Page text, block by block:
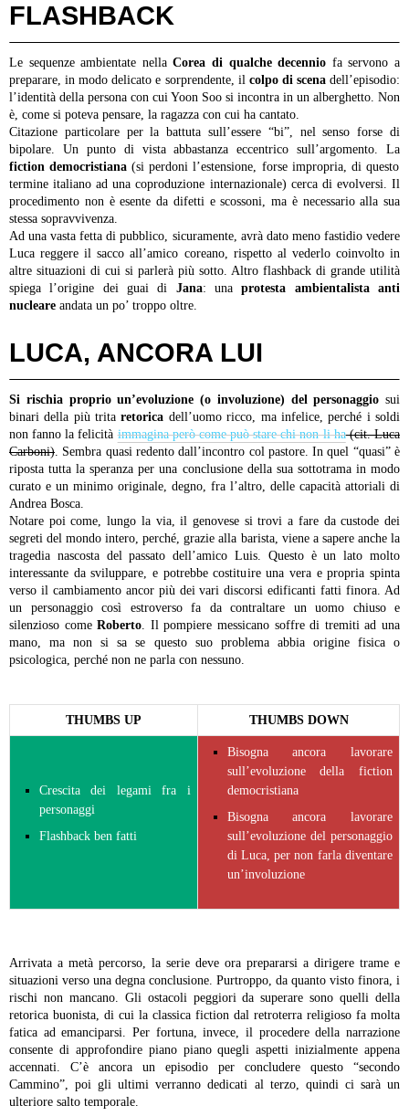
FLASHBACK
Le sequenze ambientate nellaCorea di qualche decennio fa servono a
preparare, in modo delicato e sorprendente, il colpo di scenadell’episodio:
l’identità della persona con cui Yoon Soo si incontra in un alberghetto. Non
è, come si poteva pensare, la ragazza con cui ha cantato.
Citazione particolare per la battuta sull’essere “bi”, nel senso forse di
bipolare. Un punto di vista abbastanza eccentrico sull’argomento. La
fiction democristiana (si perdoni l’estensione, forse impropria, di questo
termine italiano ad una coproduzione internazionale) cerca di evolversi. Il
procedimento non è esente da difetti e scossoni, ma è necessario alla sua
stessa sopravvivenza.
Ad una vasta fetta di pubblico, sicuramente, avrà dato meno fastidio vedere
Luca reggere il sacco all’amico coreano, rispetto al vederlo coinvolto in
altre situazioni di cui si parlerà più sotto. Altro flashback di grande utilità
spiega l’origine dei guai di Jana: unaprotesta ambientalista anti
nucleare andata un po’ troppo oltre.
LUCA, ANCORA LUI
Si rischia proprio un’evoluzione (o involuzione) del personaggio sui
binari della più trita retorica dell’uomo ricco, ma infelice, perché i soldi
non fanno la felicità immagina però come può stare chi non li ha(cit. Luca
Carboni). Sembra quasi redento dall’incontro col pastore. In quel “quasi” è
riposta tutta la speranza per una conclusione della sua sottotrama in modo
curato e un minimo originale, degno, fra l’altro, delle capacità attoriali di
Andrea Bosca.
Notare poi come, lungo la via, il genovese si trovi a fare da custode dei
segreti del mondo intero, perché, grazie alla barista, viene a sapere anche la
tragedia nascosta del passato dell’amico Luis. Questo è un lato molto
interessante da sviluppare, e potrebbe costituire una vera e propria spinta
verso il cambiamento ancor più dei vari discorsi edificanti fatti finora. Ad
un personaggio così estroverso fa da contraltare un uomo chiuso e
silenzioso comeRoberto. Il pompiere messicano soffre di tremiti ad una
mano, ma non si sa se questo suo problema abbia origine fisica o
psicologica, perché non ne parla con nessuno.
THUMBS UP THUMBS DOWN
Crescita dei legami fra i
personaggi
Flashback ben fatti
Bisogna ancora lavorare
sull’evoluzione della fiction
democristiana
Bisogna ancora lavorare
sull’evoluzione del personaggio
di Luca, per non farla diventare
un’involuzione
Arrivata a metà percorso, la serie deve ora prepararsi a dirigere trame e
situazioni verso una degna conclusione. Purtroppo, da quanto visto finora, i
rischi non mancano. Gli ostacoli peggiori da superare sono quelli della
retorica buonista, di cui la classica fiction dal retroterra religioso fa molta
fatica ad emanciparsi. Per fortuna, invece, il procedere della narrazione
consente di approfondire piano piano quegli aspetti inizialmente appena
accennati. C’è ancora un episodio per concludere questo “secondo
Cammino”, poi gli ultimi verranno dedicati al terzo, quindi ci sarà un
ulteriore salto temporale.